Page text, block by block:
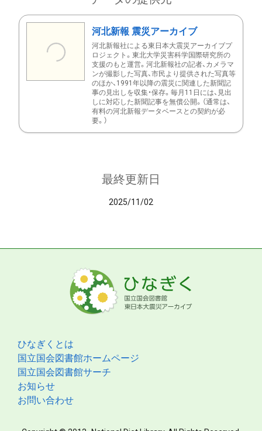
河北新報 震災アーカイブ
河北新報社による東日本大震災アーカイブプ
ロジェクト。東北大学災害科学国際研究所の
支援のもと運営。河北新報社の記者、カメラマ
ンが撮影した写真、市民より提供された写真等
のほか、1991年以降の震災に関連した新聞記
事の見出しを収集・保存。毎月11日には、見出
しに対応した新聞記事を無償公開。（通常は、
有料の河北新報データベースとの契約が必
要。）
最終更新日
2025/11/02
ひなぎくとは
国立国会図書館ホームページ
国立国会図書館サーチ
お知らせ
お問い合わせ